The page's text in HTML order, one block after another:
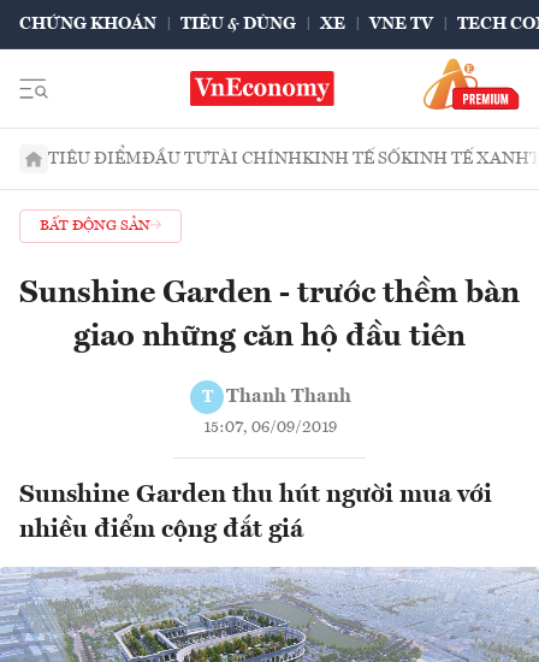
CHỨNG KHOÁN TIÊU & DÙNG XE VNE TV TECH
TIÊU ĐIỂMĐẦU TƯTÀI CHÍNHKINH TẾ SỐKINH TẾ XANH
BẤT ĐỘNG SẢN
Sunshine Garden - trước thềm bàn
giao những căn hộ đầu tiên
T Thanh Thanh
15:07, 06/09/2019
Sunshine Garden thu hút người mua với
nhiều điểm cộng đắt giá